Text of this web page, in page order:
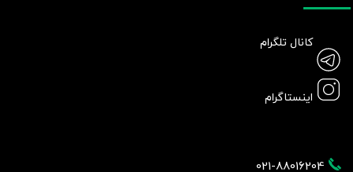
021-88016204
کانال تلگرام
اینستاگرام